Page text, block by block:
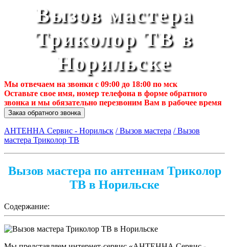
Вызов мастера
Триколор ТВ в
Норильске
Мы отвечаем на звонки с 09:00 до 18:00 по мск
Оставьте свое имя, номер телефона в форме обратного
звонка и мы обязательно перезвоним Вам в рабочее время
Заказ обратного звонка
АНТЕННА Сервис - Норильск / Вызов мастера / Вызов
мастера Триколор ТВ
Вызов мастера по антеннам Триколор
ТВ в Норильске
Содержание: